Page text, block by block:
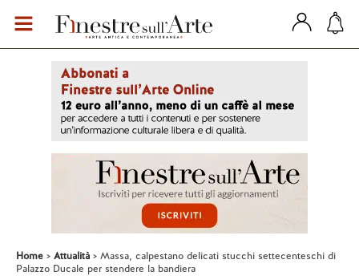
Home Attualità
Massa, calpestano delicati stucchi settecenteschi di
Palazzo Ducale per stendere la bandiera